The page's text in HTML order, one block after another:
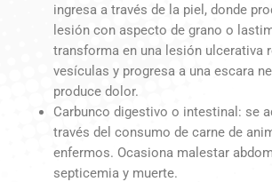
ingresa a través de la piel, donde
lesión con aspecto de grano o
transforma en una lesión ulcerativa
vesículas y progresa a una escara
produce dolor.
Carbunco digestivo o intestinal: se
través del consumo de carne de
enfermos. Ocasiona malestar
septicemia y muerte.